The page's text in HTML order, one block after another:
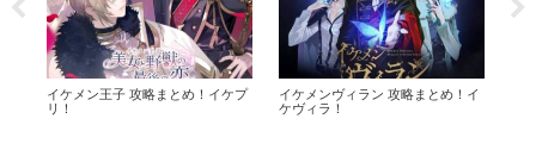
イケメン王子 攻略まとめ！イケプ
リ！
イケメンヴィラン 攻略まとめ！イ
ケヴィラ！